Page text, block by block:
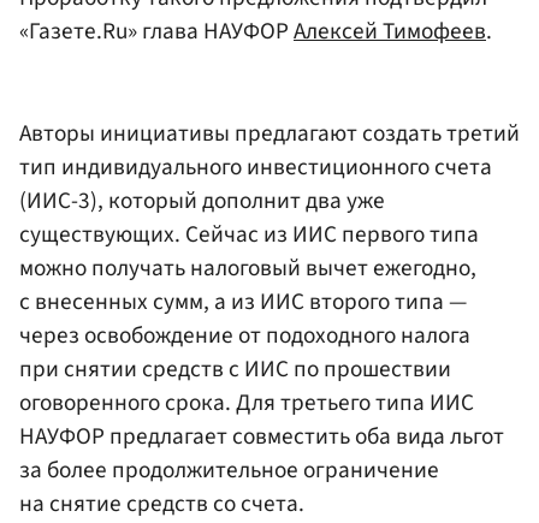
«Газете.Ru» глава НАУФОРАлексей Тимофеев.
Авторы инициативы предлагают создать третий
тип индивидуального инвестиционного счета
(ИИС-3), который дополнит два уже
существующих. Сейчас из ИИС первого типа
можно получать налоговый вычет ежегодно,
с внесенных сумм, а из ИИС второго типа —
через освобождение от подоходного налога
при снятии средств с ИИС по прошествии
оговоренного срока. Для третьего типа ИИС
НАУФОР предлагает совместить оба вида льгот
за более продолжительное ограничение
на снятие средств со счета.